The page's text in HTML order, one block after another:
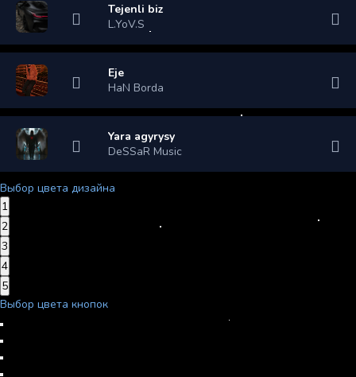
Tejenli biz
L.YoV.S
Eje
HaN Borda
Yara agyrysy
DeSSaR Music
Выбор цвета дизайна
1
2
3
4
5
Выбор цвета кнопок